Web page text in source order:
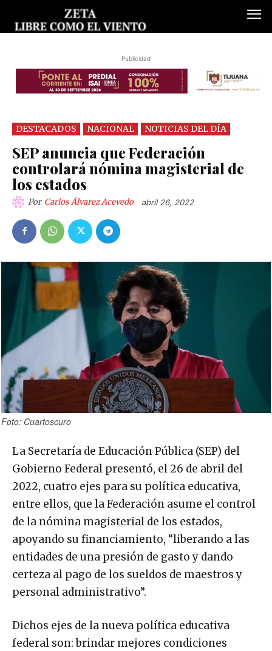
Publicidad
DESTACADOS NACIONAL NOTICIAS DEL DÍA
SEP anuncia que Federación
controlará nómina magisterial de
los estados
Por Carlos Álvarez Acevedo abril 26, 2022
Foto: Cuartoscuro
La Secretaría de Educación Pública (SEP) del
Gobierno Federal presentó, el 26 de abril del
2022, cuatro ejes para su política educativa,
entre ellos, que la Federación asume el control
de la nómina magisterial de los estados,
apoyando su financiamiento, “liberando a las
entidades de una presión de gasto y dando
certeza al pago de los sueldos de maestros y
personal administrativo”.
Dichos ejes de la nueva política educativa
federal son: brindar mejores condiciones